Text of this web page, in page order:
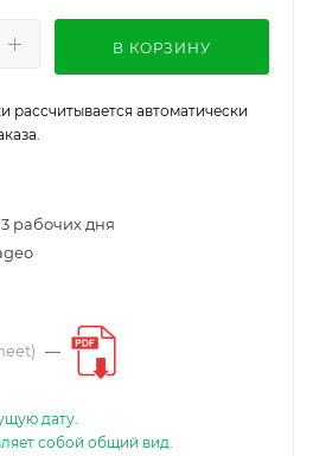
В КОРЗИНУ
рассчитывается автоматически
3 рабочих дня
—
дату.
собой общий вид.